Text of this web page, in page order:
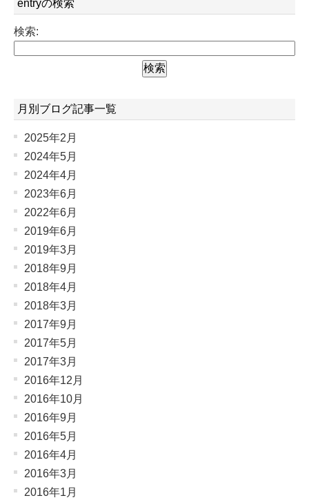
entryの検索
検索:
月別ブログ記事一覧
2025年2月
2024年5月
2024年4月
2023年6月
2022年6月
2019年6月
2019年3月
2018年9月
2018年4月
2018年3月
2017年9月
2017年5月
2017年3月
2016年12月
2016年10月
2016年9月
2016年5月
2016年4月
2016年3月
2016年1月